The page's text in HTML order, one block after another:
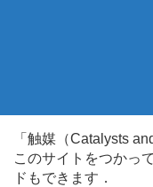
「触媒（Catalysts
このサイトをつかっ
ドもできます．